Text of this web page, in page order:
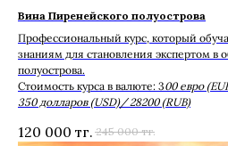
Вина Пиренейского полуострова
Профессиональный курс, который
знаниям для становления экспертом в
полуострова.
Стоимость курса в валюте: 300 евро
350 долларов (USD)/ 28200 (RUB)
120 000 тг. 245 000 тг.